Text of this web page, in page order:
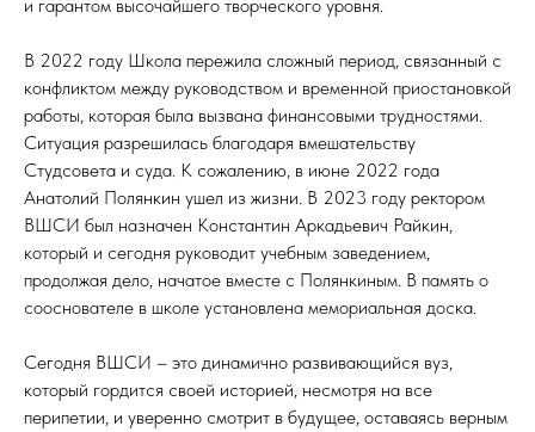
и гарантом высочайшего творческого уровня.
В 2022 году Школа пережила сложный период, связанный с
конфликтом между руководством и временной приостановкой
работы, которая была вызвана финансовыми трудностями.
Ситуация разрешилась благодаря вмешательству
Студсовета и суда. К сожалению, в июне 2022 года
Анатолий Полянкин ушел из жизни. В 2023 году ректором
ВШСИ был назначен Константин Аркадьевич Райкин,
который и сегодня руководит учебным заведением,
продолжая дело, начатое вместе с Полянкиным. В память о
сооснователе в школе установлена мемориальная доска.
Сегодня ВШСИ – это динамично развивающийся вуз,
который гордится своей историей, несмотря на все
перипетии, и уверенно смотрит в будущее, оставаясь верным